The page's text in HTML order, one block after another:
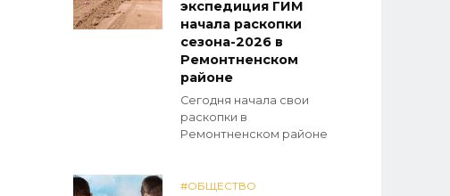
экспедиция ГИМ
начала раскопки
сезона-2026 в
Ремонтненском
районе
Сегодня начала свои
раскопки в
Ремонтненском районе
#ОБЩЕСТВО